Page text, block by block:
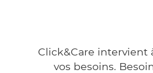
Click&Care intervient
vos besoins.